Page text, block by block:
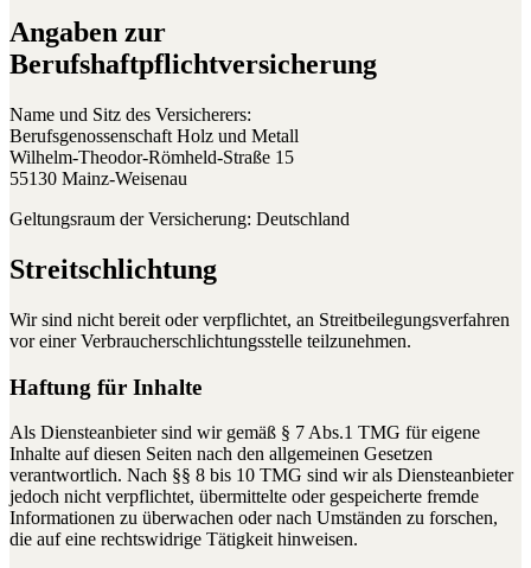
Angaben zur
Berufshaftpflichtversicherung
Name und Sitz des Versicherers:
Berufsgenossenschaft Holz und Metall
Wilhelm-Theodor-Römheld-Straße 15
55130 Mainz-Weisenau
Geltungsraum der Versicherung: Deutschland
Streitschlichtung
Wir sind nicht bereit oder verpflichtet, an Streitbeilegungsverfahren
vor einer Verbraucherschlichtungsstelle teilzunehmen.
Haftung für Inhalte
Als Diensteanbieter sind wir gemäß § 7 Abs.1 TMG für eigene
Inhalte auf diesen Seiten nach den allgemeinen Gesetzen
verantwortlich. Nach §§ 8 bis 10 TMG sind wir als Diensteanbieter
jedoch nicht verpflichtet, übermittelte oder gespeicherte fremde
Informationen zu überwachen oder nach Umständen zu forschen,
die auf eine rechtswidrige Tätigkeit hinweisen.